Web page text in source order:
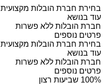
בחירת חברת הובלות מקצועית
עוד בנושא
חברת הובלות ללא פשרות
פרטים נוספים
בחירת חברת הובלות מקצועית
עוד בנושא
חברת הובלות ללא פשרות
פרטים נוספים